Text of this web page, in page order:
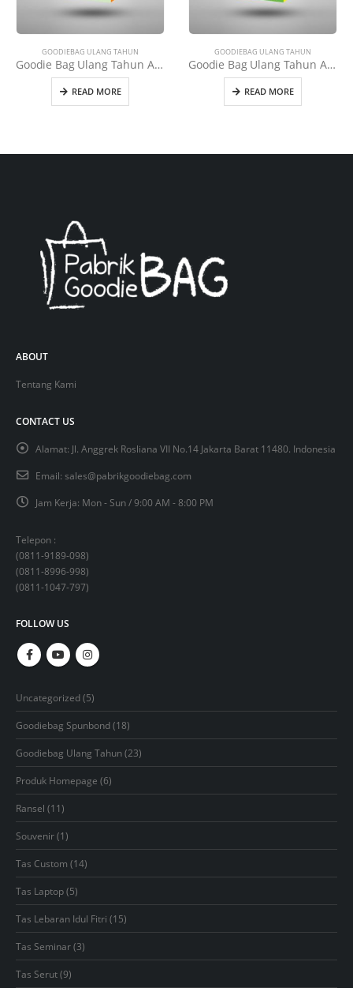
GOODIEBAG ULANG TAHUN
Goodie Bag Ulang Tahun Anak (UT23)
READ MORE
GOODIEBAG ULANG TAHUN
Goodie Bag Ulang Tahun Anak (UT24)
READ MORE
ABOUT
Tentang Kami
CONTACT US
Alamat: Jl. Anggrek Rosliana VII No.14 Jakarta Barat 11480. Indonesia
Email: sales@pabrikgoodiebag.com
Jam Kerja: Mon - Sun / 9:00 AM - 8:00 PM
Telepon :
(0811-9189-098)
(0811-8996-998)
(0811-1047-797)
FOLLOW US
Uncategorized 55
products
Goodiebag Spunbond 1818
products
Goodiebag Ulang Tahun 2323
products
Produk Homepage 66
products
Ransel 1111
products
Souvenir 11
product
Tas Custom 1414
products
Tas Laptop 55
products
Tas Lebaran Idul Fitri 1515
products
Tas Seminar 33
products
Tas Serut 99